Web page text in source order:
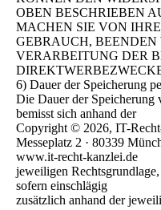
OBEN BESCHRIEBEN
MACHEN SIE VON
GEBRAUCH, BEENDEN
VERARBEITUNG DER
6) Dauer der Speicherung
Die Dauer der Speicherung
bemisst sich anhand der
Copyright © 2026, IT-
Messeplatz 2 · 80339
www.it-recht-kanzlei.de
jeweiligen
sofern einschlägig
zusätzlich anhand der